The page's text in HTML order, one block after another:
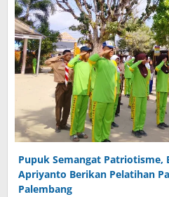
Pupuk Semangat Patriotisme,
Apriyanto Berikan Pelatihan
Palembang